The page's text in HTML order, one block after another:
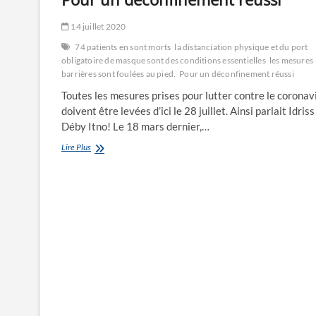
14 juillet 2020
74 patients en sont morts la distanciation physique et du port
obligatoire de masque sont des conditions essentielles les mesures
barrières sont foulées au pied. Pour un déconfinement réussi
Toutes les mesures prises pour lutter contre le
doivent être levées d’ici le 28 juillet. Ainsi parlait Idriss
Déby Itno! Le 18 mars dernier,…
Lire PlusPour